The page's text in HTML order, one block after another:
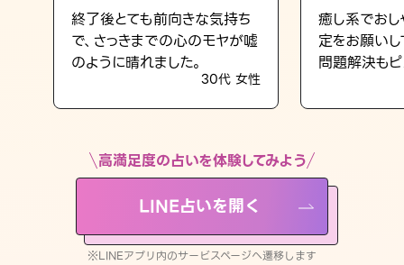
LINE占いを開く
※LINEアプリ内のサービスページへ遷移します
終了後とても前向きな気持ち
で、さっきまでの心のモヤが嘘
のように晴れました。
30代 女性
癒し系でおし
定をお願い
問題解決もピ
高満足度の占いを体験してみよう
LINE占いを開く
※LINEアプリ内のサービスページへ遷移します